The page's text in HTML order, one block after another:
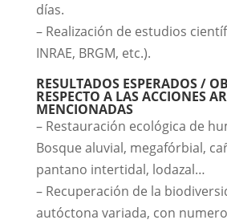
días.
– Realización de estudios
INRAE, BRGM, etc.).
RESULTADOS ESPERADOS /
RESPECTO A LAS ACCIONES
MENCIONADAS
– Restauración ecológica de
Bosque aluvial, megafórbial,
pantano intertidal, lodazal…
– Recuperación de la
autóctona variada, con